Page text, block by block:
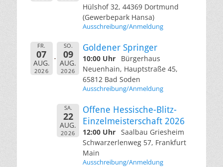
Hülshof 32, 44369 Dortmund
(Gewerbepark Hansa)
Ausschreibung/Anmeldung
FR.
07
AUG.
2026
SO.
09
AUG.
2026
Goldener Springer
10:00 Uhr
Bürgerhaus
Neuenhain, Hauptstraße 45,
65812 Bad Soden
Ausschreibung/Anmeldung
SA.
22
AUG.
2026
Offene Hessische-Blitz-
Einzelmeisterschaft 2026
12:00 Uhr Saalbau Griesheim
Schwarzerlenweg 57, Frankfurt
Main
Ausschreibung/Anmeldung